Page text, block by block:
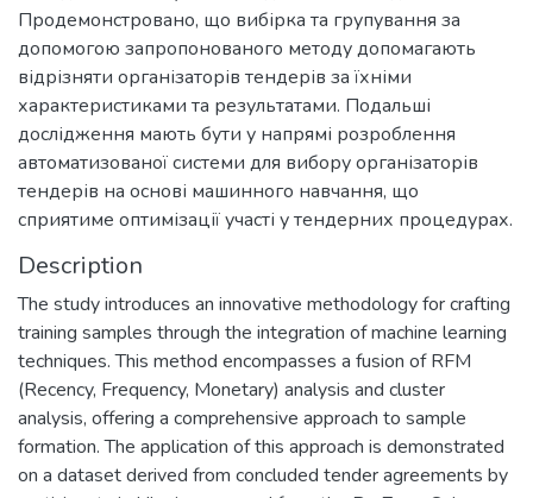
Продемонстровано, що вибірка та групування за
допомогою запропонованого методу допомагають
відрізняти організаторів тендерів за їхніми
характеристиками та результатами. Подальші
дослідження мають бути у напрямі розроблення
автоматизованої системи для вибору організаторів
тендерів на основі машинного навчання, що
сприятиме оптимізації участі у тендерних процедурах.
Description
The study introduces an innovative methodology for crafting
training samples through the integration of machine learning
techniques. This method encompasses a fusion of RFM
(Recency, Frequency, Monetary) analysis and cluster
analysis, offering a comprehensive approach to sample
formation. The application of this approach is demonstrated
on a dataset derived from concluded tender agreements by